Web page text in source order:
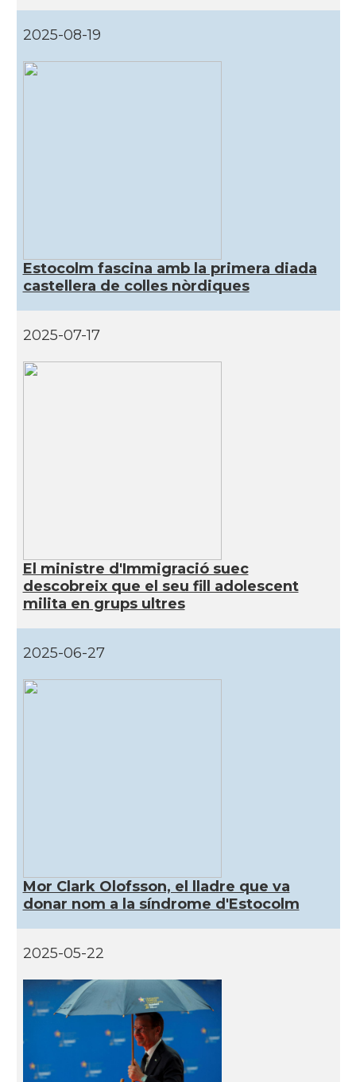
2025-08-19
Estocolm fascina amb la primera diada
castellera de colles nòrdiques
2025-07-17
El ministre d'Immigració suec
descobreix que el seu fill adolescent
milita en grups ultres
2025-06-27
Mor Clark Olofsson, el lladre que va
donar nom a la síndrome d'Estocolm
2025-05-22